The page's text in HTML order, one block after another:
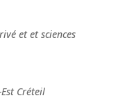
et et sciences
Créteil